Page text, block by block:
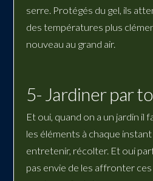
serre. Protégés du gel, ils
des températures plus
nouveau au grand air.
5- Jardiner par
Et oui, quand on a un jardin il
les éléments à chaque
entretenir, récolter. Et oui
pas envie de les affronter ces